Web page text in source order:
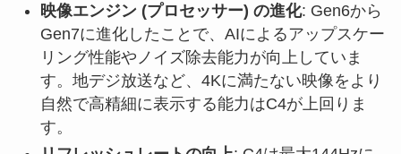
映像エンジン (プロセッサー) の進化: Gen6から
Gen7に進化したことで、AIによるアップスケー
リング性能やノイズ除去能力が向上していま
す。地デジ放送など、4Kに満たない映像をより
自然で高精細に表示する能力はC4が上回りま
す。